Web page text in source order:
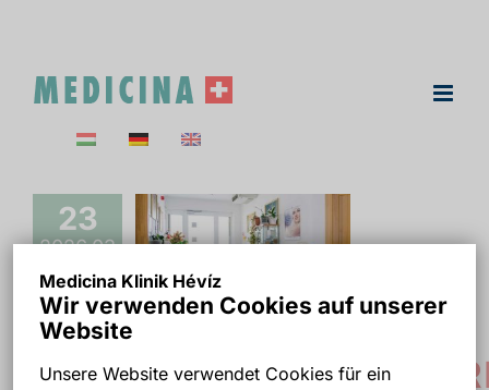
Medicina Klinik Hévíz
Wir verwenden Cookies auf unserer
Website
Unsere Website verwendet Cookies für ein
23
2026.03
ZAHNERZATZ IN